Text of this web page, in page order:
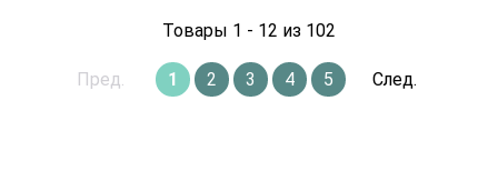
Товары 1 - 12 из 102
Пред. 1 2 3 4 5 След.